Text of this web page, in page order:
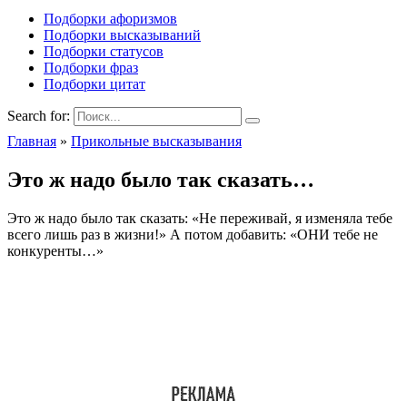
Подборки афоризмов
Подборки высказываний
Подборки статусов
Подборки фраз
Подборки цитат
Search for:
Главная » Прикольные высказывания
Это ж надо было так сказать…
Это ж надо было так сказать: «Не переживай, я изменяла тебе
всего лишь раз в жизни!» А потом добавить: «ОНИ тебе не
конкуренты…»